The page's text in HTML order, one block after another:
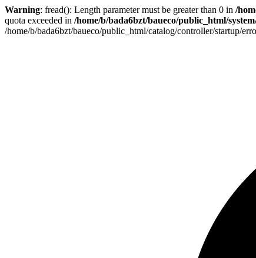
Warning: fread(): Length parameter must be greater than 0 in /
quota exceeded in /home/b/bada6bzt/baueco/public_html/
/home/b/bada6bzt/baueco/public_html/catalog/controller/startup/